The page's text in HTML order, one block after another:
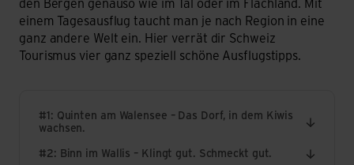
den Bergen genauso wie im Tal oder im Flachland. Mit
einem Tagesausflug taucht man je nach Region in eine
ganz andere Welt ein. Hier verrät dir Schweiz
Tourismus vier ganz speziell schöne Ausflugstipps.
#1: Quinten am Walensee – Das Dorf, in dem Kiwis
wachsen.
#2: Binn im Wallis – Klingt gut. Schmeckt gut.